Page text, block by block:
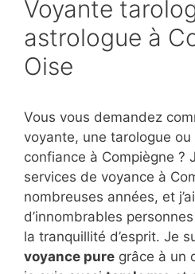
Voyante
astrologue à
Oise
Vous vous demandez
voyante, une tarologue
confiance à Compiègne ?
services de voyance à
nombreuses années, et
d’innombrables
la tranquillité d’esprit. Je
voyance pure grâce à un